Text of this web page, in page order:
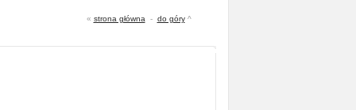
« strona główna - do góry^